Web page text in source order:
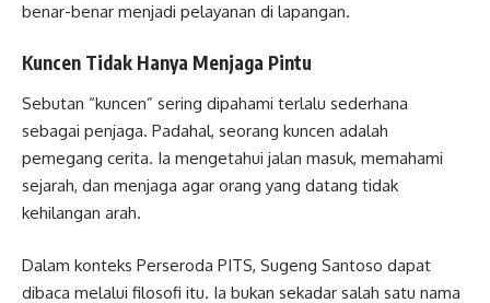
benar-benar menjadi pelayanan di lapangan.
Kuncen Tidak Hanya Menjaga Pintu
Sebutan “kuncen” sering dipahami terlalu sederhana
sebagai penjaga. Padahal, seorang kuncen adalah
pemegang cerita. Ia mengetahui jalan masuk, memahami
sejarah, dan menjaga agar orang yang datang tidak
kehilangan arah.
Dalam konteks Perseroda PITS, Sugeng Santoso dapat
dibaca melalui filosofi itu. Ia bukan sekadar salah satu nama